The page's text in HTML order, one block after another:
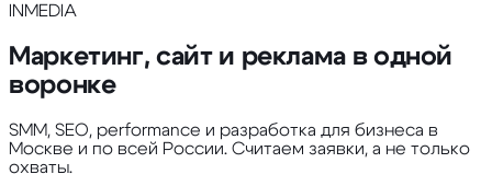
INMEDIA
Маркетинг, сайт и реклама в одной
воронке
SMM, SEO, performance и разработка для бизнеса в
Москве и по всей России. Считаем заявки, а не только
охваты.